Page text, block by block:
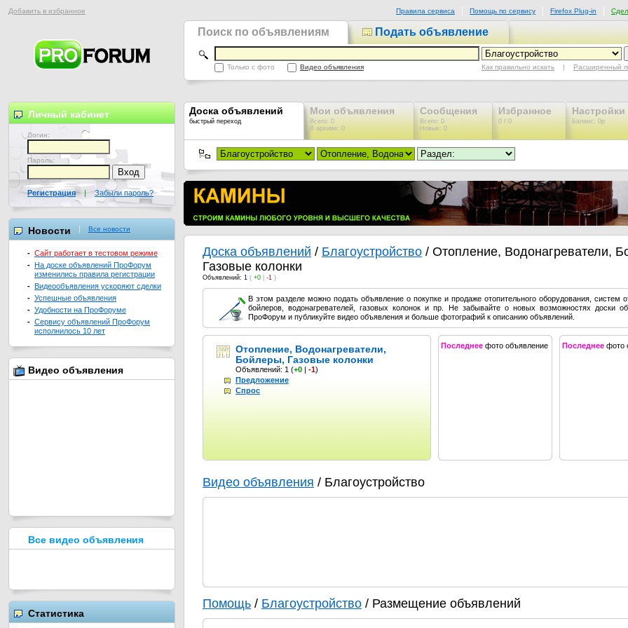
Добавить в избранное Правила сервиса Помощь по сервису Firefox Plug-in
Поиск по объявлениям Подать объявление
Только с фото Видео объявления Как правильно искать | Расширенный
Доска объявлений
быстрый переход
Мои объявления
Всего: 0
В архиве: 0
Сообщения
Всего: 0
Новых: 0
Избранное
0 / 0
Настройки
Баланс: 0р
Доска объявлений / Благоустройство / Отопление, Водонагреватели,
Газовые колонки
Объявлений: 1 ( +0 -1 )
В этом разделе можно подать объявление о покупке и продаже отопительного оборудования, систем
бойлеров, водонагревателей, газовых колонок и пр. Не забывайте о новых возможностях доски
ПроФорум и публикуйте видео объявления и больше фотографий к описанию объявлений.
Отопление, Водонагреватели,
Бойлеры, Газовые колонки
Объявлений: 1 (+0 | -1)
Предложение
Спрос
Последнее фото объявление Последнее фото
Видео объявления / Благоустройство
Помощь / Благоустройство / Размещение объявлений
Личный кабинет
Логин:
Пароль:
Регистрация | Забыли пароль?
Новости Все новости
- Сайт работает в тестовом режиме
- На доске объявлений ПроФорум
изменились правила регистрации
- Видеообъявления ускоряют сделки
- Успешные объявления
- Удобности на ПроФоруме
- Сервису объявлений ПроФорум
исполнилось 10 лет
Видео объявления
Все видео объявления
Статистика